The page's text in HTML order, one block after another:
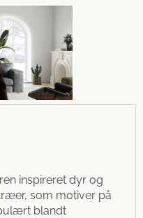
inspireret dyr og
som motiver på
blandt